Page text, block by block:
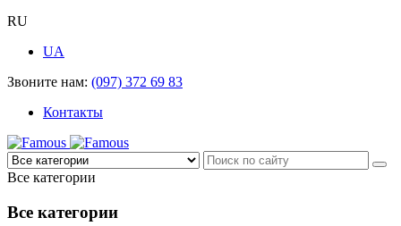
RU
UA
Звоните нам: (097) 372 69 83
Контакты
Все категории
Все категории